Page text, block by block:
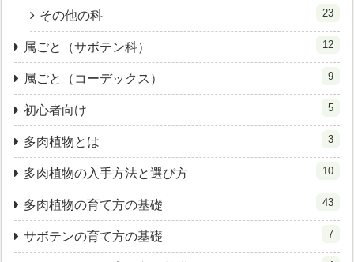
その他の科 23
属ごと（サボテン科） 12
属ごと（コーデックス） 9
初心者向け 5
多肉植物とは 3
多肉植物の入手方法と選び方 10
多肉植物の育て方の基礎 43
サボテンの育て方の基礎 7